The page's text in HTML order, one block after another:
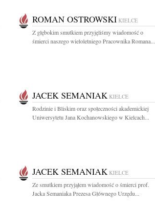
ROMAN OSTROWSKI KIELCE
Z głębokim smutkiem przyjęliśmy wiadomość o
śmierci naszego wieloletniego Pracownika Romana...
JACEK SEMANIAK KIELCE
Rodzinie i Bliskim oraz społeczności akademickiej
Uniwersytetu Jana Kochanowskiego w Kielcach...
JACEK SEMANIAK KIELCE
Ze smutkiem przyjąłem wiadomość o śmierci prof.
Jacka Semaniaka Prezesa Głównego Urzędu...